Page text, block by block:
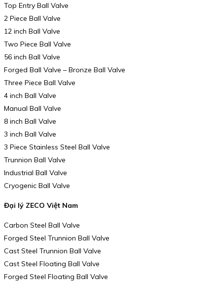
Top Entry Ball Valve
2 Piece Ball Valve
12 inch Ball Valve
Two Piece Ball Valve
56 inch Ball Valve
Forged Ball Valve – Bronze Ball Valve
Three Piece Ball Valve
4 inch Ball Valve
Manual Ball Valve
8 inch Ball Valve
3 inch Ball Valve
3 Piece Stainless Steel Ball Valve
Trunnion Ball Valve
Industrial Ball Valve
Cryogenic Ball Valve
Đại lý ZECO Việt Nam
Carbon Steel Ball Valve
Forged Steel Trunnion Ball Valve
Cast Steel Trunnion Ball Valve
Cast Steel Floating Ball Valve
Forged Steel Floating Ball Valve